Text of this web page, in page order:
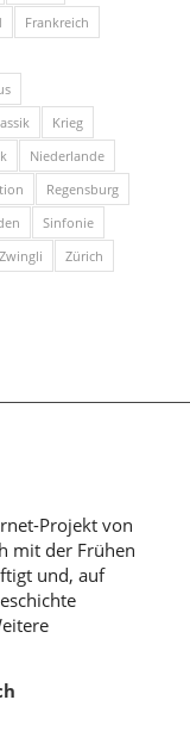
Frankreich
Krieg
Niederlande
Regensburg
Sinfonie
Zwingli
Zürich
Projekt von
mit der Frühen
und, auf